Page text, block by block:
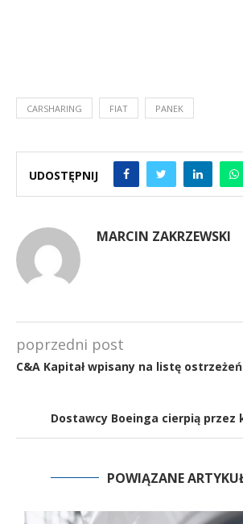
CARSHARING FIAT PANEK
UDOSTĘPNIJ
MARCIN ZAKRZEWSKI
poprzedni post
C&A Kapitał wpisany na listę
Dostawcy Boeinga cierpią przez
POWIĄZANE